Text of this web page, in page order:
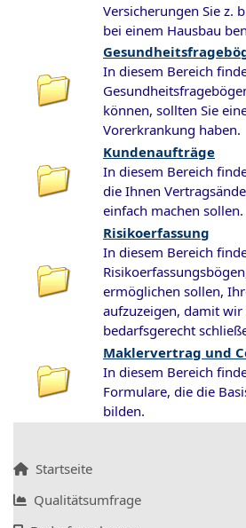
Versicherungen Sie z.
bei einem Hausbau
In diesem Bereich
können, sollten Sie
Vorerkrankung haben.
Kundenaufträge
In diesem Bereich
die Ihnen
einfach machen sollen.
Risikoerfassung
In diesem Bereich
ermöglichen sollen,
aufzuzeigen, damit wir
bedarfsgerecht
Maklervertrag und
In diesem Bereich
Formulare, die die
bilden.
Startseite
Qualitätsumfrage